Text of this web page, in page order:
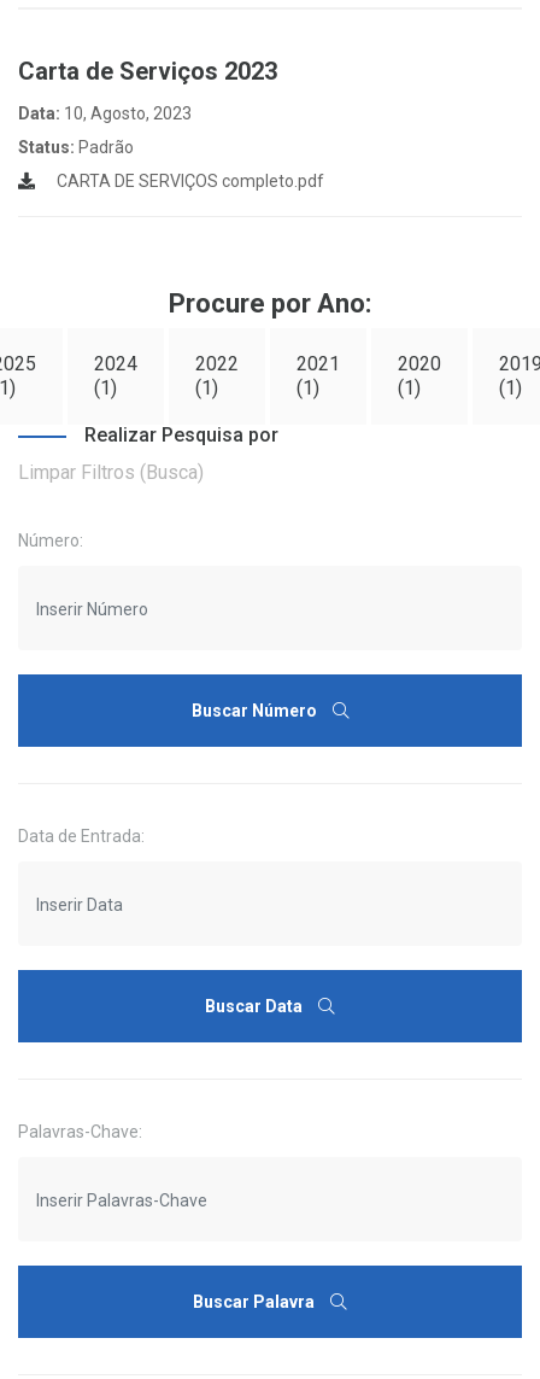
Carta de Serviços 2023
Data: 10, Agosto, 2023
Status: Padrão
CARTA DE SERVIÇOS completo.pdf
Procure por Ano:
2024
(1)
2022
(1)
2021
(1)
2020
(1)
(1)
Realizar Pesquisa por
Limpar Filtros (Busca)
Número:
Buscar Número
Data de Entrada:
Buscar Data
Palavras-Chave:
Buscar Palavra